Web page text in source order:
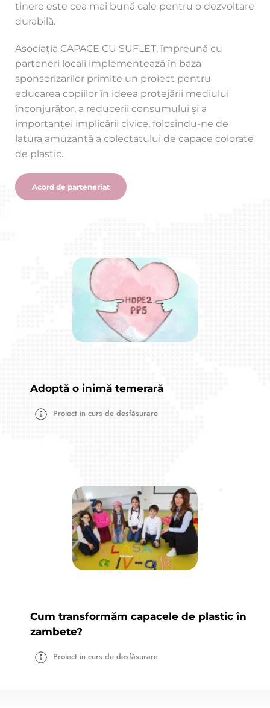
tinere este cea mai bună cale pentru o dezvoltare
durabilă.
Asociația CAPACE CU SUFLET, împreună cu
parteneri locali implementează în baza
sponsorizarilor primite un proiect pentru
educarea copiilor în ideea protejării mediului
înconjurător, a reducerii consumului și a
importanței implicării civice, folosindu-ne de
latura amuzantă a colectatului de capace colorate
de plastic.
Acord de parteneriat
Adoptă o inimă temerară
Proiect in curs de desfăsurare
Cum transformăm capacele de plastic în
zambete?
Proiect in curs de desfăsurare